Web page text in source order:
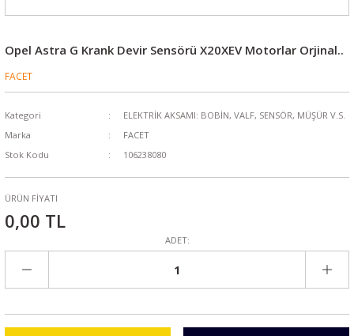
Opel Astra G Krank Devir Sensörü X20XEV Motorlar Orjinal..
FACET
Kategori
ELEKTRİK AKSAMI: BOBİN, VALF, SENSÖR, MÜŞÜR V.S.
Marka
FACET
Stok Kodu
106238080
ÜRÜN FİYATI
0,00 TL
ADET: